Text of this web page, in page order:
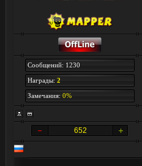
Сообщений: 1230
Награды: 2
Замечания: 0%
652